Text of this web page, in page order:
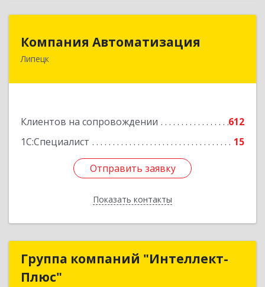
Компания Автоматизация
Липецк
Клиентов на сопровождении
612
1С:Специалист
15
Отправить заявку
Показать контакты
398001, Липецкая обл, Липецк г, Победы пл,
Отправить заявку
Назад
Группа компаний "Интеллект-
Плюс"
Группа компаний "Интеллект-